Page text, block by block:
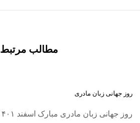
مطالب مرتبط
روز جهانی زبان مادری
روز جهانی زبان مادری مبارک اسفند ۱۴۰۱